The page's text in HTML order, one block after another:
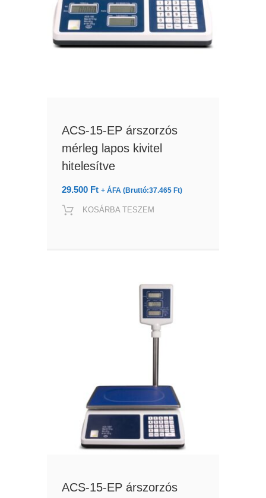
ACS-15-EP árszorzós
mérleg lapos kivitel
hitelesítve
29.500 Ft + ÁFA (Bruttó:37.465 Ft)
KOSÁRBA TESZEM
ACS-15-EP árszorzós